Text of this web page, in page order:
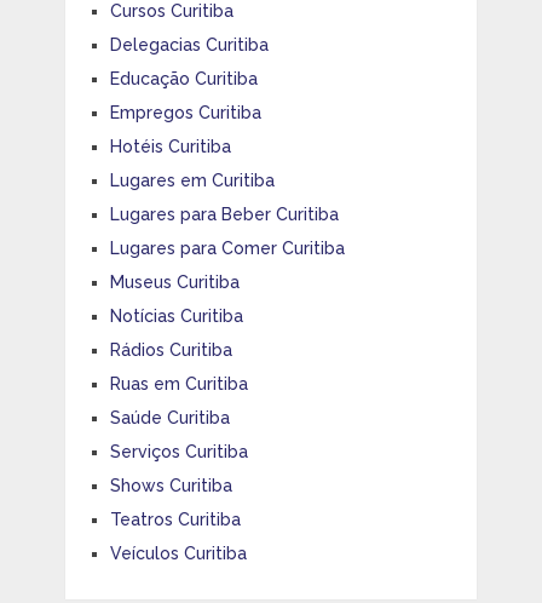
Cursos Curitiba
Delegacias Curitiba
Educação Curitiba
Empregos Curitiba
Hotéis Curitiba
Lugares em Curitiba
Lugares para Beber Curitiba
Lugares para Comer Curitiba
Museus Curitiba
Notícias Curitiba
Rádios Curitiba
Ruas em Curitiba
Saúde Curitiba
Serviços Curitiba
Shows Curitiba
Teatros Curitiba
Veículos Curitiba